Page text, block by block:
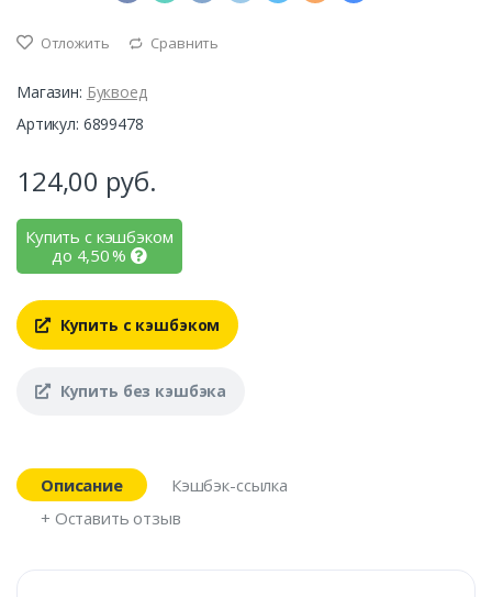
Отложить Сравнить
Магазин: Буквоед
Артикул: 6899478
124,00 руб.
Купить с кэшбэком
до 4,50%
Купить с кэшбэком
Купить без кэшбэка
Описание
Кэшбэк-ссылка
+ Оставить отзыв